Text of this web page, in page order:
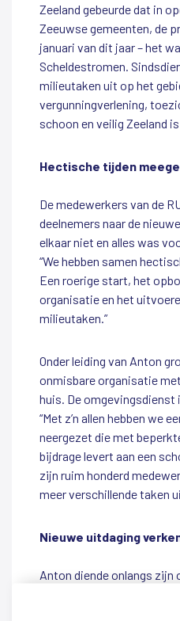
Zeeland gebeurde dat in
Zeeuwse gemeenten, de
januari van dit jaar – het
Scheldestromen.
milieutaken uit op het
vergunningverlening,
schoon en veilig Zeeland
Hectische tijden
De medewerkers van de
deelnemers naar de
elkaar niet en alles was
“We hebben samen
Een roerige start, het
organisatie en het
milieutaken.”
Onder leiding van Anton
onmisbare organisatie
huis. De omgevingsdienst
“Met z’n allen hebben we
neergezet die met
bijdrage levert aan een
zijn ruim honderd
meer verschillende taken
Nieuwe uitdaging
Anton diende onlangs zijn
van de